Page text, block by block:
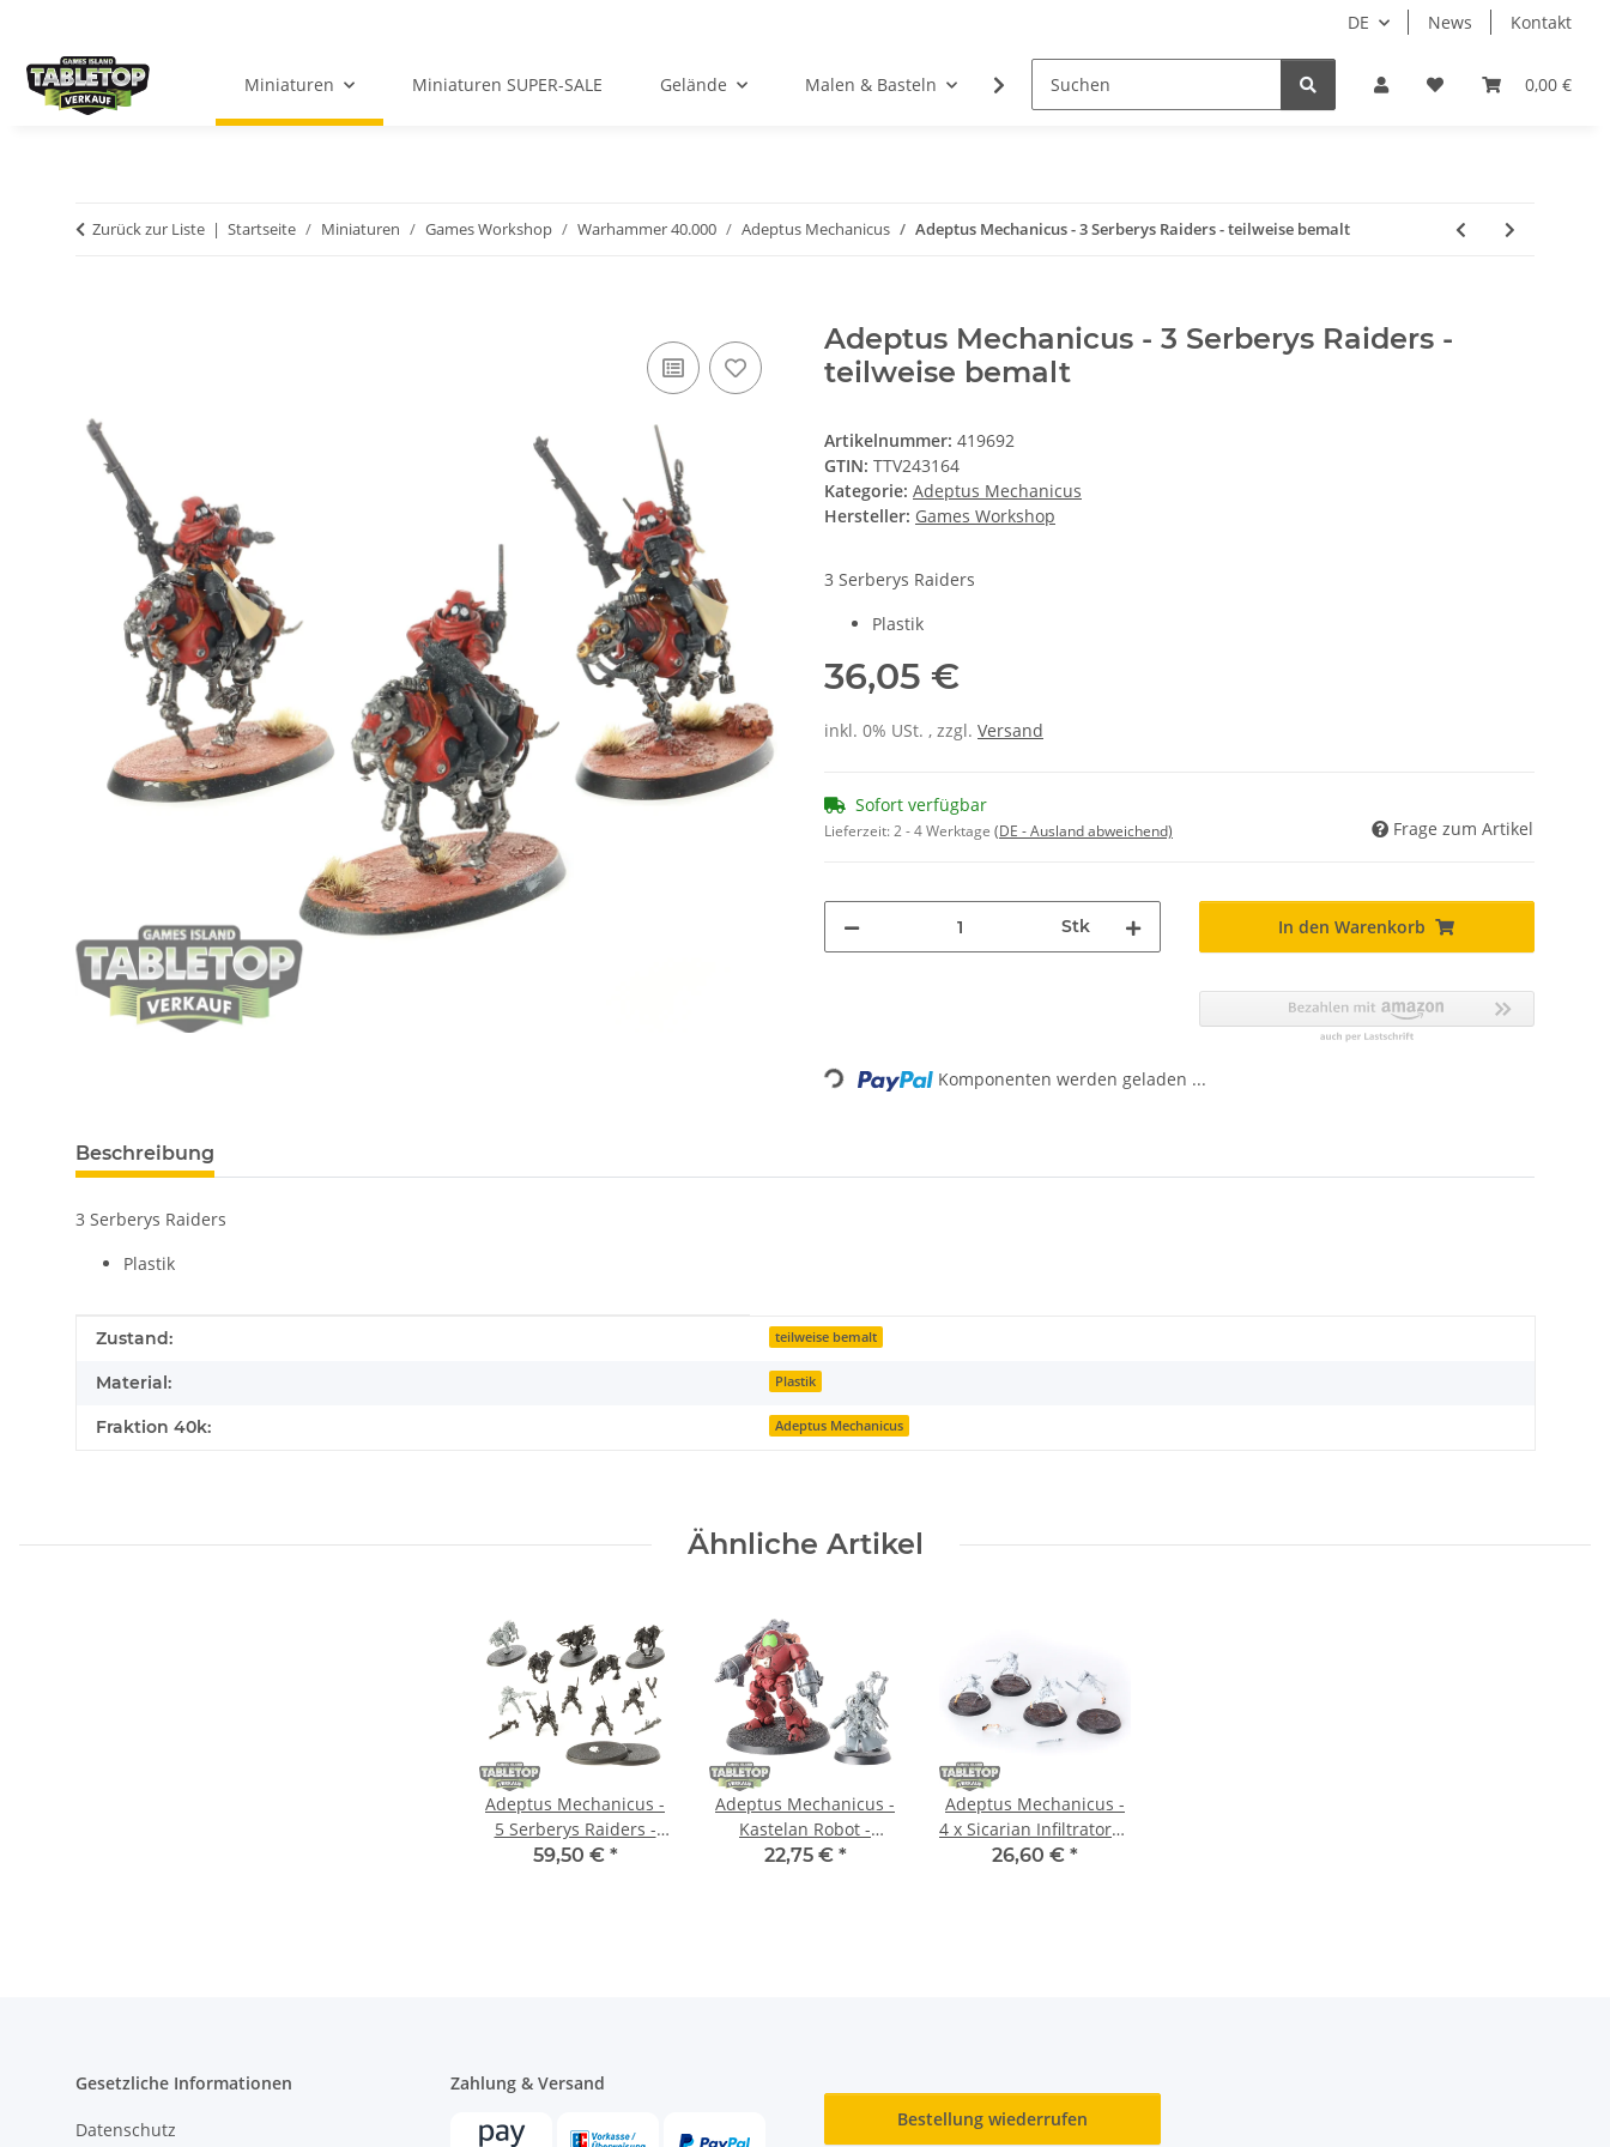
DE News Kontakt
0,00 €
Miniaturen Miniaturen SUPER-SALE Gelände Malen & Basteln Rollenspiele Tabletop Zubehör Hersteller
Zurück zur Liste Startseite Miniaturen Games Workshop Warhammer 40.000 Adeptus Mechanicus Adeptus Mechanicus - 3 Serberys Raiders - teilweise bemalt
Adeptus Mechanicus - 3 Serberys Raiders -
teilweise bemalt
Artikelnummer: 419692
GTIN: TTV243164
Kategorie: Adeptus Mechanicus
Hersteller: Games Workshop
3 Serberys Raiders
Plastik
36,05 €
inkl. 0% USt. , zzgl. Versand
Sofort verfügbar
Lieferzeit:2 - 4 Werktage (DE - Ausland abweichend) Frage zum Artikel
Stk In den Warenkorb
Loading... Komponenten werden geladen ...
Beschreibung
3 Serberys Raiders
Plastik
Produkteigenschaft
Wert
Zustand: teilweise bemalt
Material: Plastik
Fraktion 40k: Adeptus Mechanicus
Ähnliche Artikel
Adeptus Mechanicus -
5 Serberys Raiders -
teilweise bemalt
59,50 € *
Adeptus Mechanicus -
Kastelan Robot -
teilweise bemalt
22,75 € *
Adeptus Mechanicus -
4 x Sicarian Infiltrators -
teilweise bemalt
26,60 € *
Gesetzliche Informationen
Datenschutz
Zahlung & Versand
Bestellung wiederrufen